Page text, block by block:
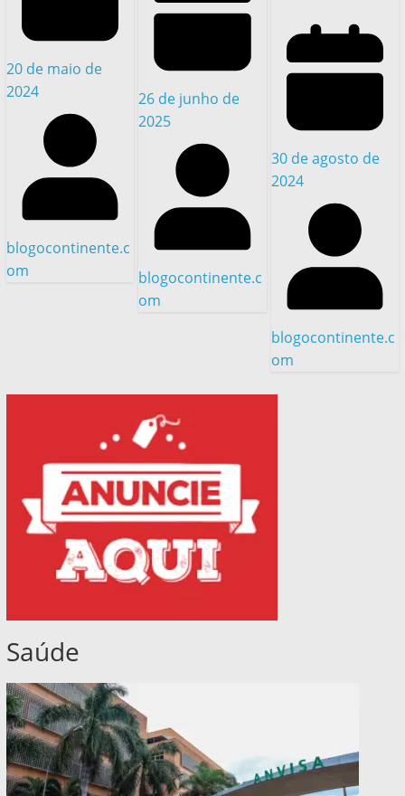
20 de maio de
2024
blogocontinente.c
om
26 de junho de
2025
blogocontinente.c
om
30 de agosto de
2024
blogocontinente.c
om
Saúde